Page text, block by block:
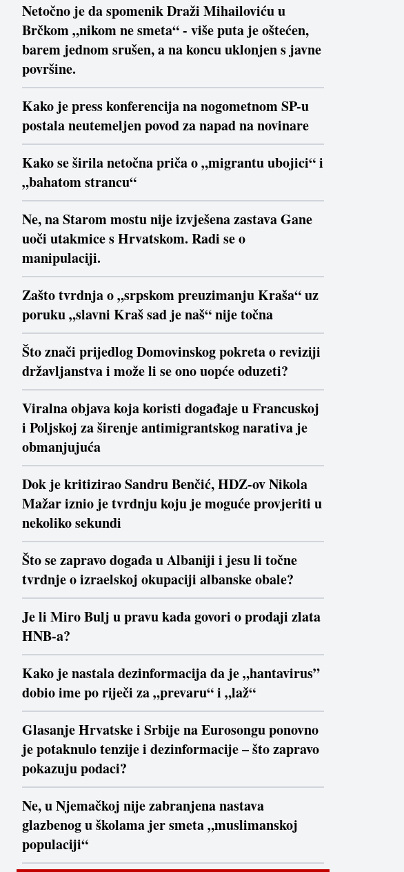
Netočno je da spomenik Draži Mihailoviću u
Brčkom „nikom ne smeta“ - više puta je oštećen,
barem jednom srušen, a na koncu uklonjen s javne
površine.
Kako je press konferencija na nogometnom SP-u
postala neutemeljen povod za napad na novinare
Kako se širila netočna priča o „migrantu ubojici“ i
„bahatom strancu“
Ne, na Starom mostu nije izvješena zastava Gane
uoči utakmice s Hrvatskom. Radi se o
manipulaciji.
Zašto tvrdnja o „srpskom preuzimanju Kraša“ uz
poruku „slavni Kraš sad je naš“ nije točna
Što znači prijedlog Domovinskog pokreta o reviziji
državljanstva i može li se ono uopće oduzeti?
Viralna objava koja koristi događaje u Francuskoj
i Poljskoj za širenje antimigrantskog narativa je
obmanjujuća
Dok je kritizirao Sandru Benčić, HDZ-ov Nikola
Mažar iznio je tvrdnju koju je moguće provjeriti u
nekoliko sekundi
Što se zapravo događa u Albaniji i jesu li točne
tvrdnje o izraelskoj okupaciji albanske obale?
Je li Miro Bulj u pravu kada govori o prodaji zlata
HNB-a?
Kako je nastala dezinformacija da je „hantavirus”
dobio ime po riječi za „prevaru“ i „laž“
Glasanje Hrvatske i Srbije na Eurosongu ponovno
je potaknulo tenzije i dezinformacije – što zapravo
pokazuju podaci?
Ne, u Njemačkoj nije zabranjena nastava
glazbenog u školama jer smeta „muslimanskoj
populaciji“